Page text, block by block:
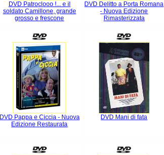
DVD Patroclooo !... e il
soldato Camillone, grande
grosso e frescone
DVD Delitto a Porta Romana
- Nuova Edizione
Rimasterizzata
DVD Pappa e Ciccia - Nuova
Edizione Restaurata
DVD Mani di fata